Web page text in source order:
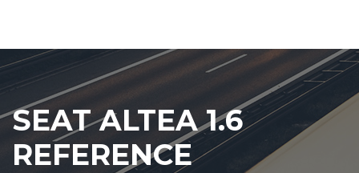
SEAT ALTEA 1.6
REFERENCE